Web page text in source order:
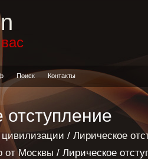
Поиск Контакты
отступление
цивилизации / Лирическое
от Москвы / Лирическое